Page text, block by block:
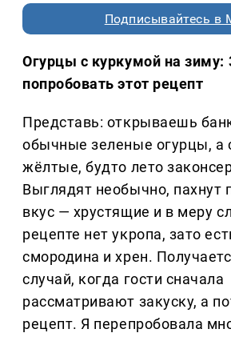
Подписывайтесь в
Огурцы с куркумой на зиму:
попробовать этот рецепт
Представь: открываешь
обычные зеленые огурцы, а
жёлтые, будто лето
Выглядят необычно, пахнут
вкус — хрустящие и в меру
рецепте нет укропа, зато
смородина и хрен.
случай, когда гости сначала
рассматривают закуску, а
рецепт. Я перепробовала